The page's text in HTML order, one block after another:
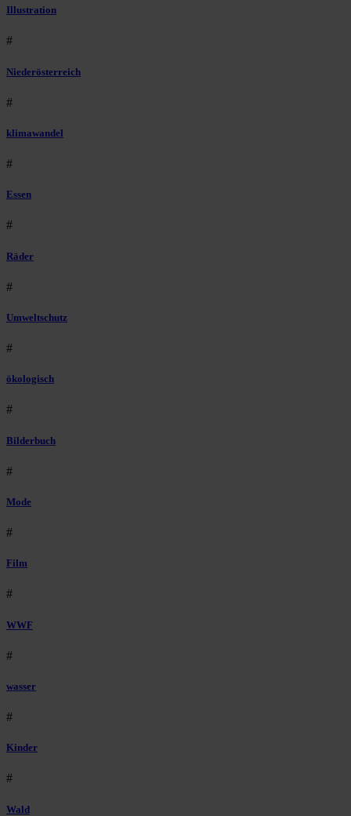
Illustration
#
Niederösterreich
#
klimawandel
#
Essen
#
Räder
#
Umweltschutz
#
ökologisch
#
Bilderbuch
#
Mode
#
Film
#
WWF
#
wasser
#
Kinder
#
Wald